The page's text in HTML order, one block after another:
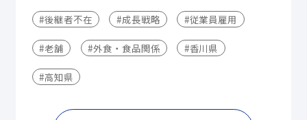
#後継者不在 #成長戦略 #従業員雇用
#老舗 #外食・食品関係 #香川県
#高知県